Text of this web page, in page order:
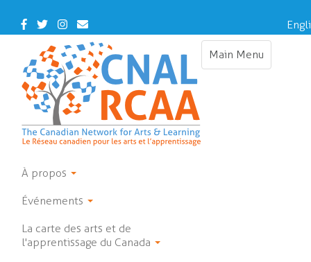
main
Facebook
TwitterInstagram
Contact
Us
Main Menu
Toggle
À propos
Événements
La carte des arts et de
l'apprentissage du Canada